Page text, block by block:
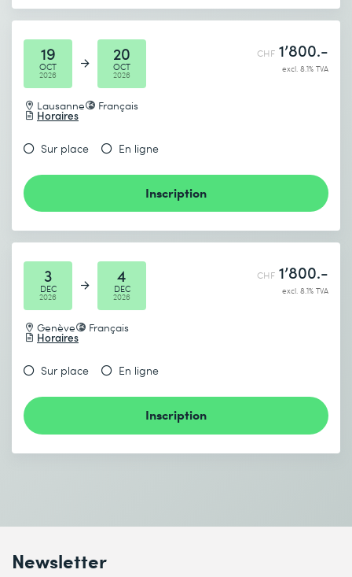
* Champs obligatoires
19
OCT
2026
20
OCT
2026
Lausanne Français
Horaires
CHF 1’800.-
excl. 8.1% TVA
Sur place En ligne
Inscription
3
DEC
2026
4
DEC
2026
Genève Français
Horaires
CHF 1’800.-
excl. 8.1% TVA
Sur place En ligne
Inscription
Newsletter